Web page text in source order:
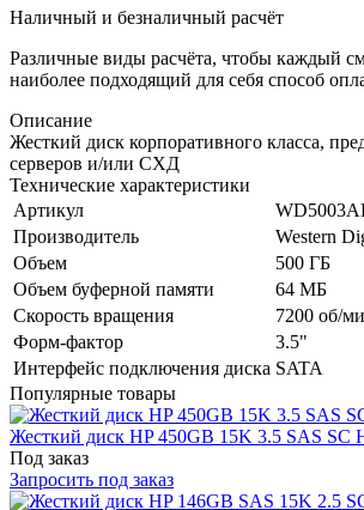
Наличный и безналичный расчёт
Различные виды расчёта, чтобы каждый
наиболее подходящий для себя способ
Описание
Жесткий диск корпоративного класса,
серверов и/или СХД
Технические характеристики
Артикул
Производитель
Western
Объем
500 ГБ
Объем буферной памяти
64 МБ
Скорость вращения
7200 об/
Форм-фактор
3.5"
Интерфейс подключения диска SATA
Популярные товары
Жесткий диск HP 450GB 15K 3.5 SAS SC
Под заказ
Запросить под заказ